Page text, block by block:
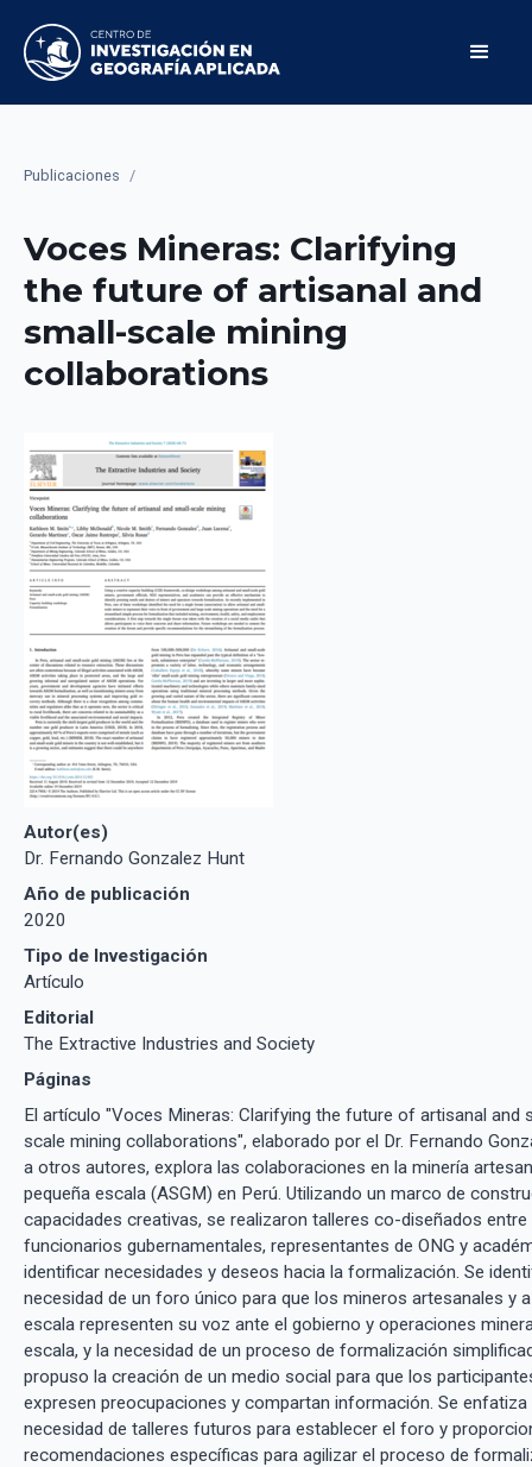
Publicaciones /
Voces Mineras: Clarifying
the future of artisanal and
small-scale mining
collaborations
Autor(es)
Dr. Fernando Gonzalez Hunt
Año de publicación
2020
Tipo de Investigación
Artículo
Editorial
The Extractive Industries and Society
Páginas
El artículo "Voces Mineras: Clarifying the future of artisanal and
scale mining collaborations", elaborado por el Dr. Fernando
a otros autores, explora las colaboraciones en la minería
pequeña escala (ASGM) en Perú. Utilizando un marco de
capacidades creativas, se realizaron talleres co-diseñados entre
funcionarios gubernamentales, representantes de ONG y
identificar necesidades y deseos hacia la formalización. Se
necesidad de un foro único para que los mineros artesanales y
escala representen su voz ante el gobierno y operaciones
escala, y la necesidad de un proceso de formalización
propuso la creación de un medio social para que los
expresen preocupaciones y compartan información. Se enfatiza
necesidad de talleres futuros para establecer el foro y
recomendaciones específicas para agilizar el proceso de